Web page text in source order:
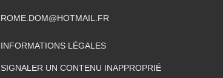
ROME.DOM@HOTMAIL.FR
INFORMATIONS LÉGALES
SIGNALER UN CONTENU INAPPROPRIÉ